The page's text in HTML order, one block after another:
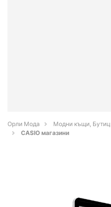
Орли Мода
Модни къщи,
CASIO магазини